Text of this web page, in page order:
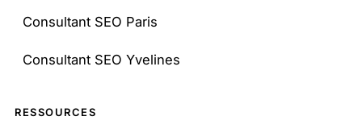
Consultant SEO Paris
Consultant SEO Yvelines
RESSOURCES